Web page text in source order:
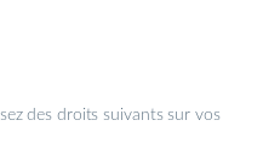
des droits suivants sur vos